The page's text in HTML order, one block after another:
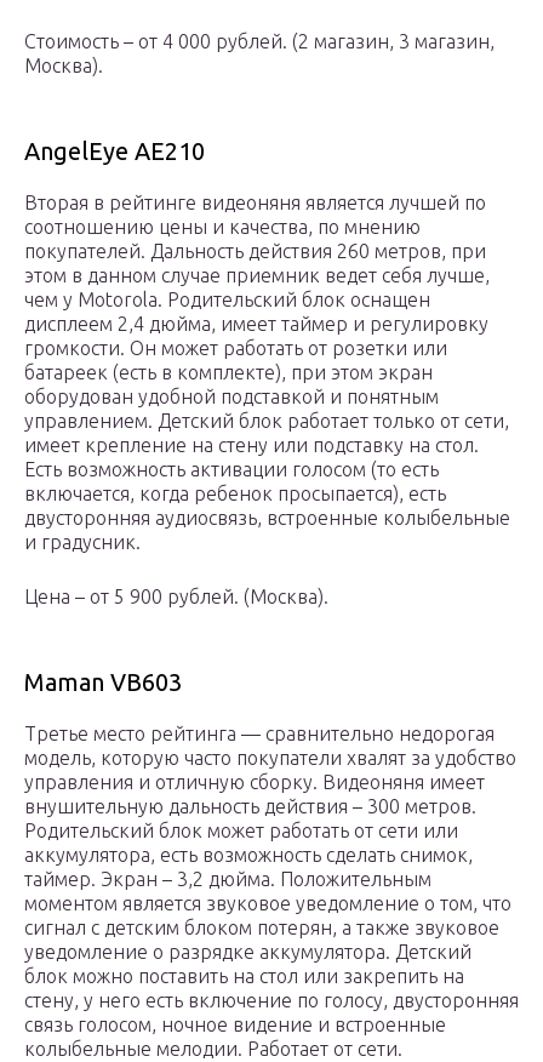
Стоимость – от 4 000 рублей. (2 магазин, 3 магазин,
Москва).
AngelEye AE210
Вторая в рейтинге видеоняня является лучшей по
соотношению цены и качества, по мнению
покупателей. Дальность действия 260 метров, при
этом в данном случае приемник ведет себя лучше,
чем у Motorola. Родительский блок оснащен
дисплеем 2,4 дюйма, имеет таймер и регулировку
громкости. Он может работать от розетки или
батареек (есть в комплекте), при этом экран
оборудован удобной подставкой и понятным
управлением. Детский блок работает только от сети,
имеет крепление на стену или подставку на стол.
Есть возможность активации голосом (то есть
включается, когда ребенок просыпается), есть
двусторонняя аудиосвязь, встроенные колыбельные
и градусник.
Цена – от 5 900 рублей. (Москва).
Maman VB603
Третье место рейтинга — сравнительно недорогая
модель, которую часто покупатели хвалят за удобство
управления и отличную сборку. Видеоняня имеет
внушительную дальность действия – 300 метров.
Родительский блок может работать от сети или
аккумулятора, есть возможность сделать снимок,
таймер. Экран – 3,2 дюйма. Положительным
моментом является звуковое уведомление о том, что
сигнал с детским блоком потерян, а также звуковое
уведомление о разрядке аккумулятора. Детский
блок можно поставить на стол или закрепить на
стену, у него есть включение по голосу, двусторонняя
связь голосом, ночное видение и встроенные
колыбельные мелодии. Работает от сети.